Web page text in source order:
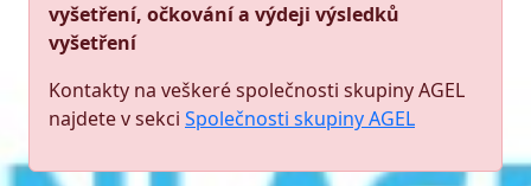
vyšetření, očkování a výdeji výsledků
vyšetření
Kontakty na veškeré společnosti skupiny AGEL
najdete v sekci Společnosti skupiny AGEL